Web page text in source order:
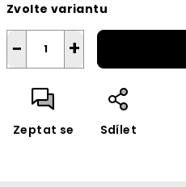
cena:
Zvolte variantu
+
−
Zeptat se Sdílet